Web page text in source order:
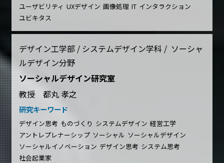
ユーザビリティ UXデザイン 画像処理 IT インタラクション
ユビキタス
デザイン工学部 / システムデザイン学科 / ソーシャ
ルデザイン分野
ソーシャルデザイン研究室
教授 都丸 孝之
研究キーワード
デザイン思考 ものづくり システムデザイン 経営工学
アントレプレナーシップ ソーシャル ソーシャルデザイン
ソーシャルイノベーション デザイン思考 システム思考
社会起業家